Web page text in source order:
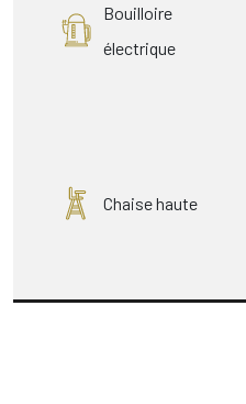
Bouilloire
électrique
Chaise haute